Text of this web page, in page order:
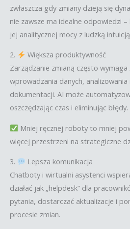
zwłaszcza gdy zmiany dzieją się
nie zawsze ma idealne odpowiedzi –
jej analitycznej mocy z ludzką
2.
Większa produktywność
Zarządzanie zmianą często
wprowadzania danych,
dokumentacji. AI może
oszczędzając czas i eliminując błędy.
Mniej ręcznej roboty to mniej
więcej przestrzeni na strategiczne
3.
Lepsza komunikacja
Chatboty i wirtualni asystenci
działać jak „helpdesk” dla
pytania, dostarczać aktualizacje i
procesie zmian.